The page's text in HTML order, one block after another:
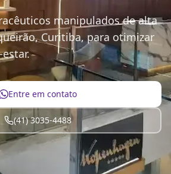
manipulados de alta
Curitiba, para otimizar
Entre em contato
(41) 3035-4488